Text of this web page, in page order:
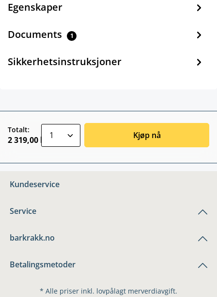
Egenskaper
Documents 1
Sikkerhetsinstruksjoner
Totalt:
2 319,00 kr Kjøp nå
Kundeservice
Service
barkrakk.no
Betalingsmetoder
* Alle priser inkl. lovpålagt merverdiavgift.